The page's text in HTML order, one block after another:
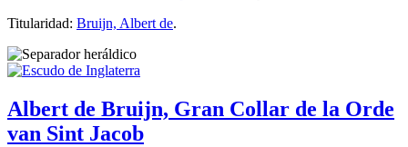
Titularidad: Bruijn, Albert de.
Albert de Bruijn, Gran Collar de la Orde
van Sint Jacob